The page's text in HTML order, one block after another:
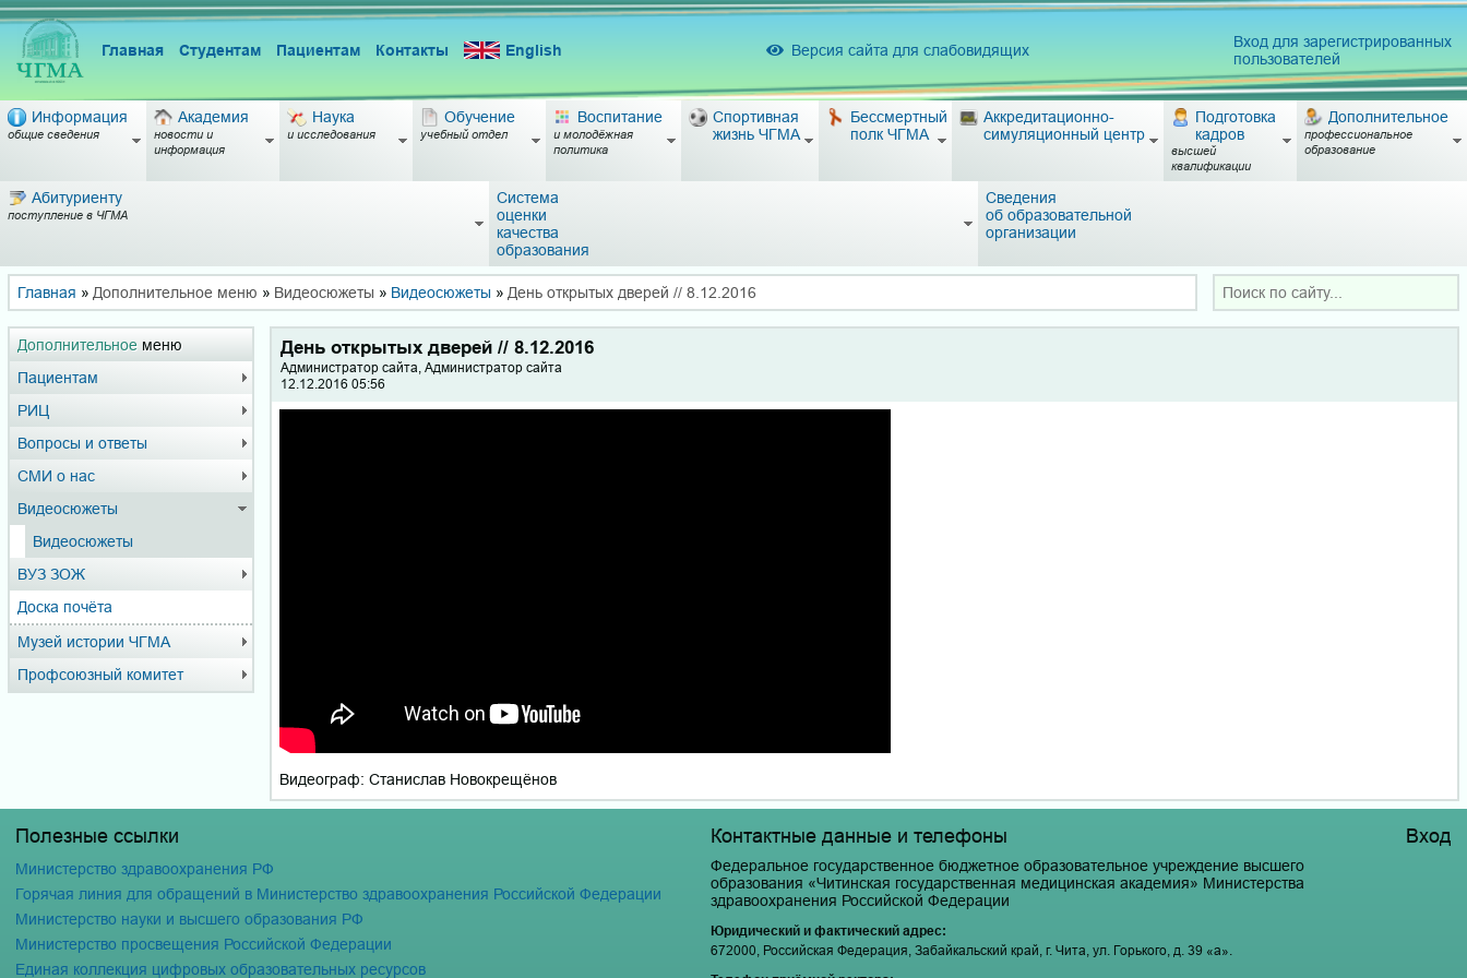
Главная Студентам Пациентам Контакты English Версия сайта для слабовидящих
Вход для зарегистрированных
пользователей
Информация
общие сведения
Академия
новости и
информация
Наука
и исследования
Обучение
учебный отдел
Воспитание
и молодёжная
политика
Спортивная
жизнь ЧГМА
Бессмертный
полк ЧГМА
Аккредитационно-
симуляционный центр
Подготовка
кадров
высшей
квалификации
Дополнительное
профессиональное
образование
Абитуриенту
поступление в ЧГМА
Система
оценки
качества
образования
Сведения
об образовательной
организации
Главная » Дополнительное меню » Видеосюжеты » Видеосюжеты » День открытых дверей // 8.12.2016
Дополнительное меню
Пациентам
РИЦ
Вопросы и ответы
СМИ о нас
Видеосюжеты
Видеосюжеты
ВУЗ ЗОЖ
Доска почёта
Музей истории ЧГМА
Профсоюзный комитет
День открытых дверей // 8.12.2016
Администратор сайта, Администратор сайта
12.12.2016 05:56
Видеограф: Станислав Новокрещёнов
Полезные ссылки
Министерство здравоохранения РФ
Горячая линия для обращений в Министерство здравоохранения Российской Федерации
Министерство науки и высшего образования РФ
Министерство просвещения Российской Федерации
Единая коллекция цифровых образовательных ресурсов
Контактные данные и телефоны
Федеральное государственное бюджетное образовательное учреждение высшего
образования «Читинская государственная медицинская академия» Министерства
здравоохранения Российской Федерации
Юридический и фактический адрес:
672000, Российская Федерация, Забайкальский край, г. Чита, ул. Горького, д. 39 «а».
Вход